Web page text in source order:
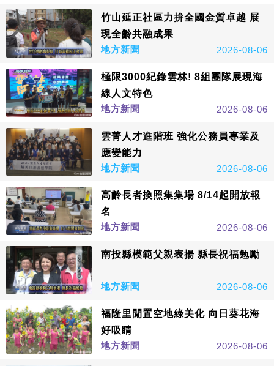
竹山延正社區力拚全國金質卓越 展
現全齡共融成果
地方新聞
2026-08-06
極限3000紀錄雲林! 8組團隊展現海
線人文特色
地方新聞
2026-08-06
雲菁人才進階班 強化公務員專業及
應變能力
地方新聞
2026-08-06
高齡長者換照集集場 8/14起開放報
名
地方新聞
2026-08-06
南投縣模範父親表揚 縣長祝福勉勵
地方新聞 2026-08-06
福隆里閒置空地綠美化 向日葵花海
好吸睛
地方新聞
2026-08-06